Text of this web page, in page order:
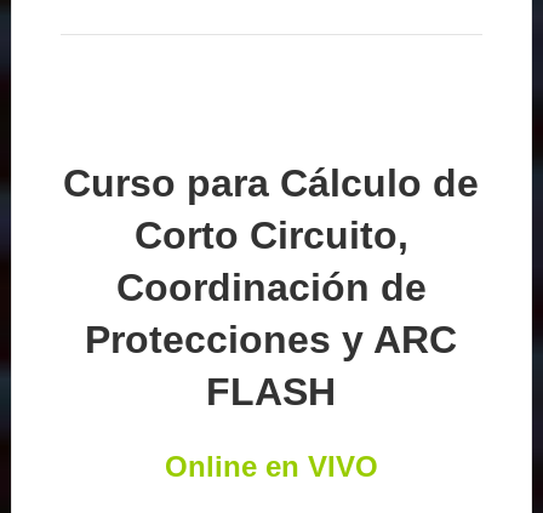
Curso para Cálculo de
Corto Circuito,
Coordinación de
Protecciones y ARC
FLASH
Online en VIVO